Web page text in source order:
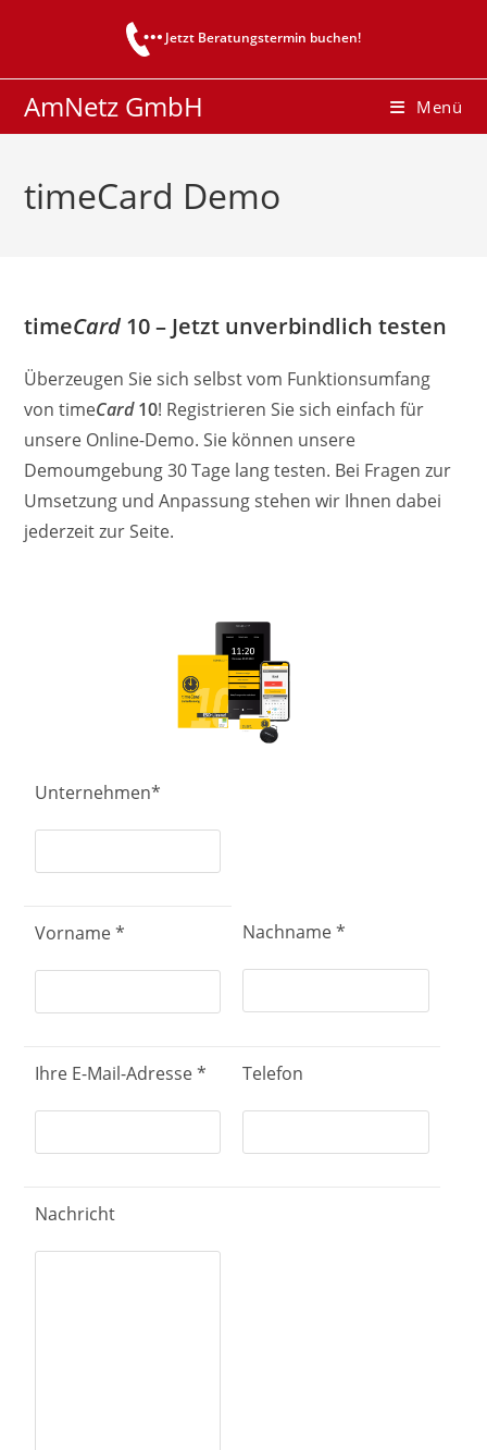
Jetzt Beratungstermin buchen!
AmNetz GmbH Menü
timeCard Demo
timeCard 10– Jetzt unverbindlich testen
Überzeugen Sie sich selbst vom Funktionsumfang
von timeCard10! Registrieren Sie sich einfach für
unsere Online-Demo. Sie können unsere
Demoumgebung 30 Tage lang testen. Bei Fragen zur
Umsetzung und Anpassung stehen wir Ihnen dabei
jederzeit zur Seite.
Unternehmen*
Vorname * Nachname *
Ihre E-Mail-Adresse * Telefon
Nachricht